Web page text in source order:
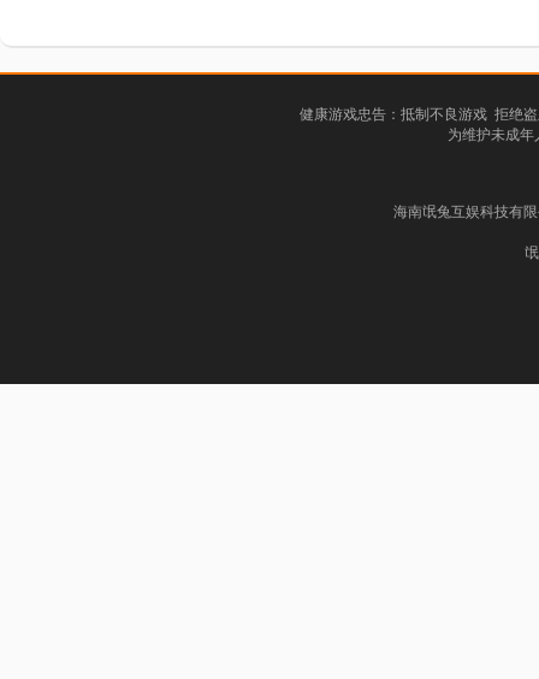
健康游戏忠告：抵制不良游戏 拒绝
为维护未成
海南氓兔互娱科技有